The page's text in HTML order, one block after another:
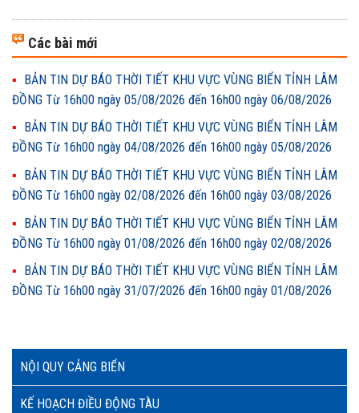
NỘI QUY CẢNG BIỂN
KẾ HOẠCH ĐIỀU ĐỘNG TÀU
Các bài mới
BẢN TIN DỰ BÁO THỜI TIẾT KHU VỰC VÙNG BIỂN TỈNH LÂM
ĐỒNG Từ 16h00 ngày 05/08/2026 đến 16h00 ngày 06/08/2026
BẢN TIN DỰ BÁO THỜI TIẾT KHU VỰC VÙNG BIỂN TỈNH LÂM
ĐỒNG Từ 16h00 ngày 04/08/2026 đến 16h00 ngày 05/08/2026
BẢN TIN DỰ BÁO THỜI TIẾT KHU VỰC VÙNG BIỂN TỈNH LÂM
ĐỒNG Từ 16h00 ngày 02/08/2026 đến 16h00 ngày 03/08/2026
BẢN TIN DỰ BÁO THỜI TIẾT KHU VỰC VÙNG BIỂN TỈNH LÂM
ĐỒNG Từ 16h00 ngày 01/08/2026 đến 16h00 ngày 02/08/2026
BẢN TIN DỰ BÁO THỜI TIẾT KHU VỰC VÙNG BIỂN TỈNH LÂM
ĐỒNG Từ 16h00 ngày 31/07/2026 đến 16h00 ngày 01/08/2026